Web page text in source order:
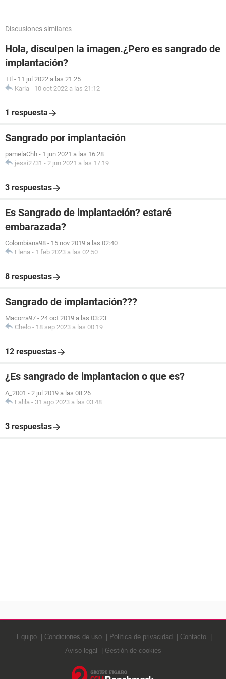
Discusiones similares
Hola, disculpen la imagen.¿Pero es sangrado de
implantación?
Ttl - 11 jul 2022 a las 21:25
Karla - 10 oct 2022 a las 21:12
1 respuesta
Sangrado por implantación
pamelaChh - 1 jun 2021 a las 16:28
jessi2731 - 2 jun 2021 a las 17:19
3 respuestas
Es Sangrado de implantación? estaré
embarazada?
Colombiana98 - 15 nov 2019 a las 02:40
Elena - 1 feb 2023 a las 02:50
8 respuestas
Sangrado de implantación???
Macorra97 - 24 oct 2019 a las 03:23
Chelo - 18 sep 2023 a las 00:19
12 respuestas
¿Es sangrado de implantacion o que es?
A_2001 - 2 jul 2019 a las 08:26
Lalila - 31 ago 2023 a las 03:48
3 respuestas
Equipo Condiciones de uso Política de privacidad
Contacto
Aviso legal
Gestión de cookies